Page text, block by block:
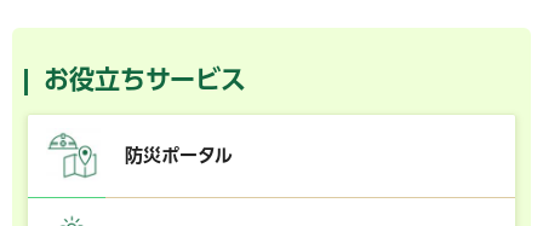
お役立ちサービス
防災ポータル